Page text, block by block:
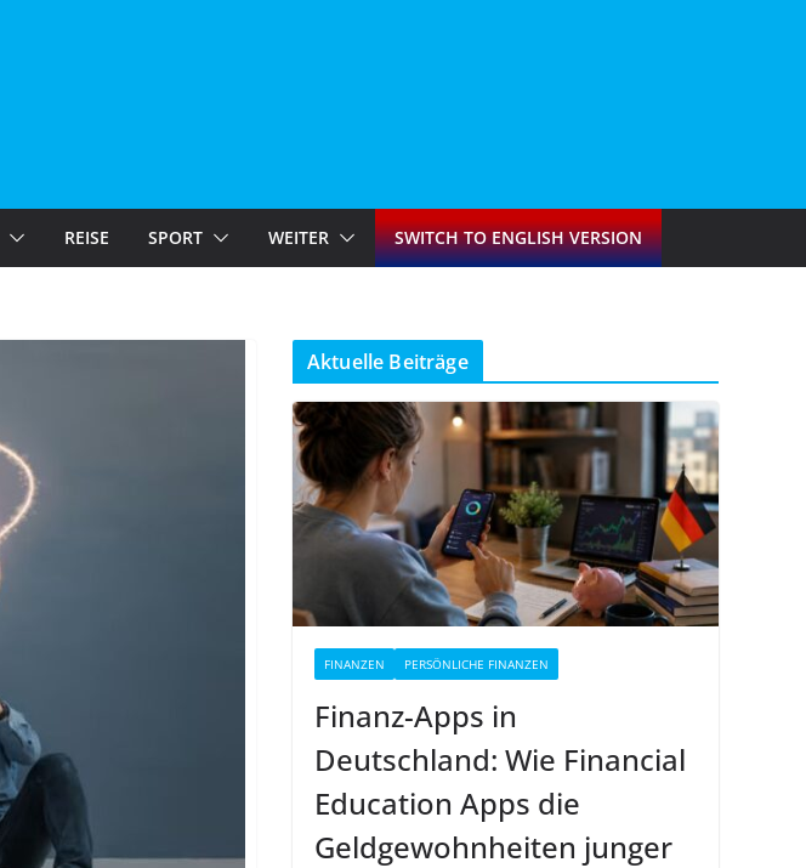
REISE SPORT WEITER SWITCH TO ENGLISH VERSION
Aktuelle Beiträge
FINANZEN PERSÖNLICHE FINANZEN
Finanz-Apps in
Deutschland: Wie Financial
Education Apps die
Geldgewohnheiten junger